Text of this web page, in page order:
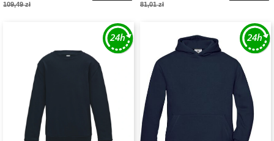
109,49 zł 81,01 zł